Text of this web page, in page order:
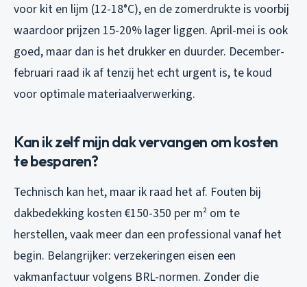
voor kit en lijm (12-18°C), en de zomerdrukte is voorbij
waardoor prijzen 15-20% lager liggen. April-mei is ook
goed, maar dan is het drukker en duurder. December-
februari raad ik af tenzij het echt urgent is, te koud
voor optimale materiaalverwerking.
Kan ik zelf mijn dak vervangen om kosten
te besparen?
Technisch kan het, maar ik raad het af. Fouten bij
dakbedekking kosten €150-350 per m² om te
herstellen, vaak meer dan een professional vanaf het
begin. Belangrijker: verzekeringen eisen een
vakmanfactuur volgens BRL-normen. Zonder die